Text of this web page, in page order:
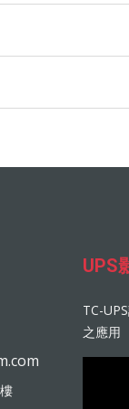
UPS
TC-
之應用